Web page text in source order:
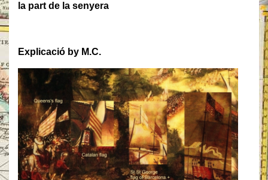
la part de la senyera
Explicació by M.C.